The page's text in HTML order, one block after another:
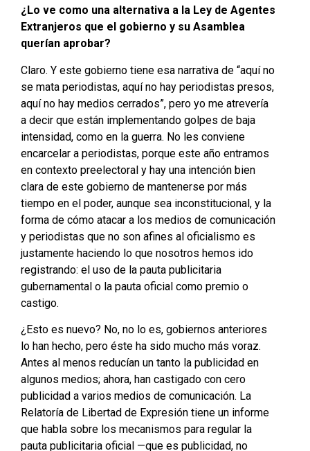
¿Lo ve como una alternativa a la Ley de Agentes
Extranjeros que el gobierno y su Asamblea
querían aprobar?
Claro. Y este gobierno tiene esa narrativa de “aquí no
se mata periodistas, aquí no hay periodistas presos,
aquí no hay medios cerrados”, pero yo me atrevería
a decir que están implementando golpes de baja
intensidad, como en la guerra. No les conviene
encarcelar a periodistas, porque este año entramos
en contexto preelectoral y hay una intención bien
clara de este gobierno de mantenerse por más
tiempo en el poder, aunque sea inconstitucional, y la
forma de cómo atacar a los medios de comunicación
y periodistas que no son afines al oficialismo es
justamente haciendo lo que nosotros hemos ido
registrando: el uso de la pauta publicitaria
gubernamental o la pauta oficial como premio o
castigo.
¿Esto es nuevo? No, no lo es, gobiernos anteriores
lo han hecho, pero éste ha sido mucho más voraz.
Antes al menos reducían un tanto la publicidad en
algunos medios; ahora, han castigado con cero
publicidad a varios medios de comunicación. La
Relatoría de Libertad de Expresión tiene un informe
que habla sobre los mecanismos para regular la
pauta publicitaria oficial —que es publicidad, no